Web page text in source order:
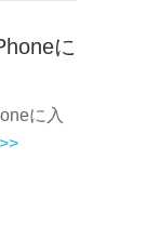
に
に入